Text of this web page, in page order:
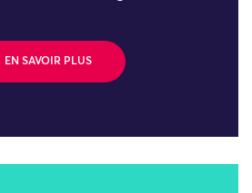
EN SAVOIR PLUS